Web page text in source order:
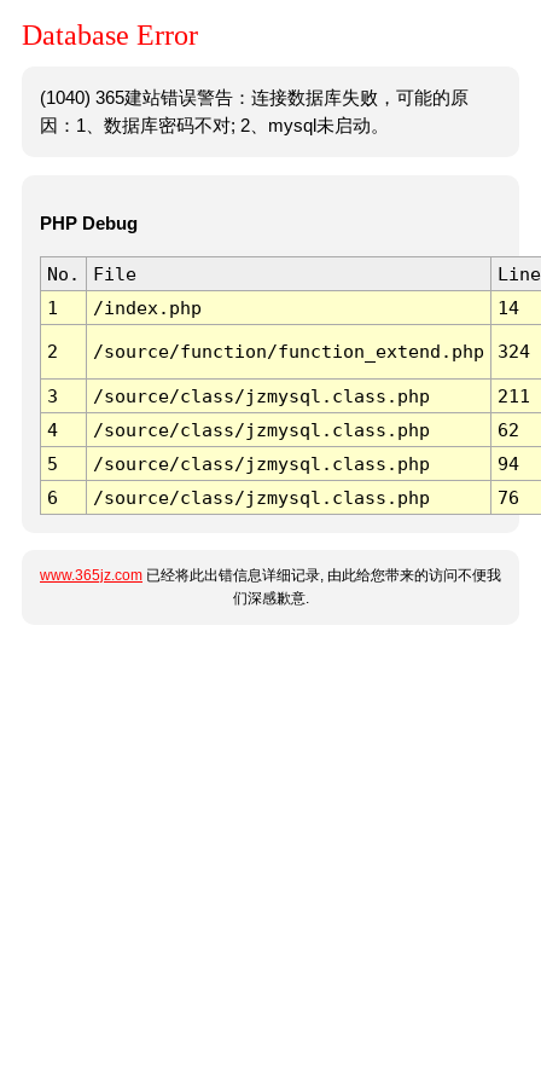
Database Error
(1040) 365建站错误警告：连接数据库失败，可能的原
因：1、数据库密码不对; 2、mysql未启动。
PHP Debug
No. File
Line
1
/index.php 14
2 /source/function/function_extend.php 324
3 /source/class/jzmysql.class.php
211
4
/source/class/jzmysql.class.php
62
5
/source/class/jzmysql.class.php
94
6
/source/class/jzmysql.class.php 76
www.365jz.com 已经将此出错信息详细记录, 由此给您带来的访问不便我
们深感歉意.